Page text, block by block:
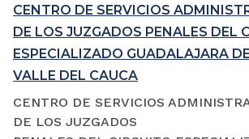
CENTRO DE SERVICIOS
DE LOS JUZGADOS PENALES DEL
ESPECIALIZADO GUADALAJARA
VALLE DEL CAUCA
CENTRO DE SERVICIOS
DE LOS JUZGADOS